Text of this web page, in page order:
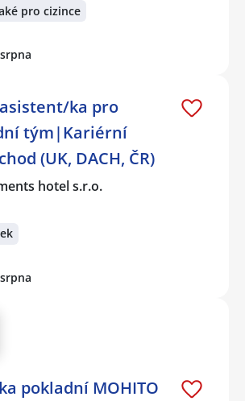
pro cizince
ka pro
tým|Kariérní
(UK, DACH, ČR)
hotel s.r.o.
pokladní MOHITO